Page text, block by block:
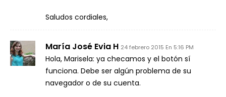
Saludos cordiales,
María José Evia H 24 febrero 2015 En 5:16 PM
Hola, Marisela: ya checamos y el botón sí
funciona. Debe ser algún problema de su
navegador o de su cuenta.